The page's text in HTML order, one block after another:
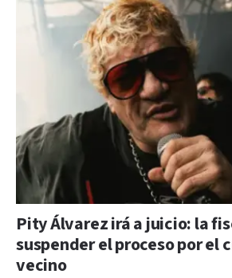
Pity Álvarez irá a juicio: la
suspender el proceso por el
vecino